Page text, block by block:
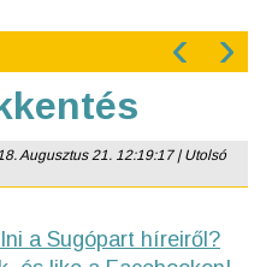
‹ ›
Augusztus 21. 12:19:17 | Utolsó
a Sugópart híreiről?